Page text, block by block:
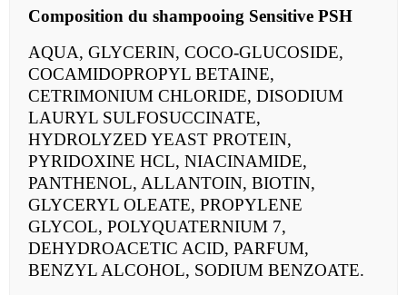
Composition du shampooing Sensitive PSH
AQUA, GLYCERIN, COCO-GLUCOSIDE,
COCAMIDOPROPYL BETAINE,
CETRIMONIUM CHLORIDE, DISODIUM
LAURYL SULFOSUCCINATE,
HYDROLYZED YEAST PROTEIN,
PYRIDOXINE HCL, NIACINAMIDE,
PANTHENOL, ALLANTOIN, BIOTIN,
GLYCERYL OLEATE, PROPYLENE
GLYCOL, POLYQUATERNIUM 7,
DEHYDROACETIC ACID, PARFUM,
BENZYL ALCOHOL, SODIUM BENZOATE.